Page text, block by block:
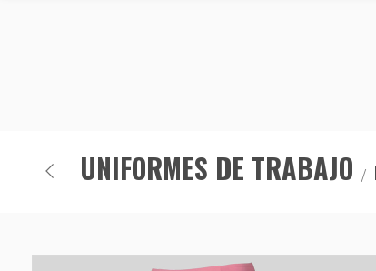
UNIFORMES DE TRABAJO